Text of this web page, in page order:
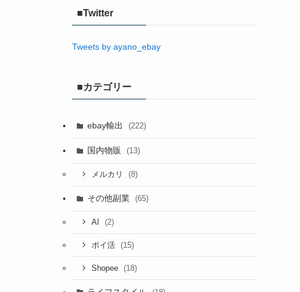
■Twitter
Tweets by ayano_ebay
■カテゴリー
ebay輸出 (222)
国内物販 (13)
メルカリ (8)
その他副業 (65)
AI (2)
ポイ活 (15)
Shopee (18)